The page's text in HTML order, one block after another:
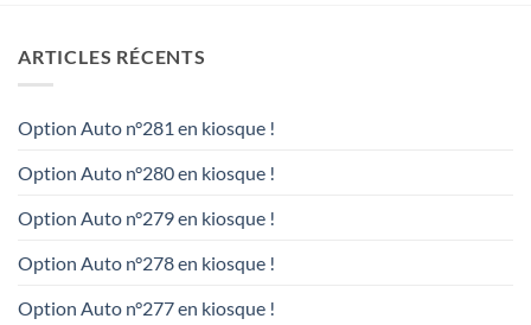
ARTICLES RÉCENTS
Option Auto n°281 en kiosque !
Option Auto n°280 en kiosque !
Option Auto n°279 en kiosque !
Option Auto n°278 en kiosque !
Option Auto n°277 en kiosque !